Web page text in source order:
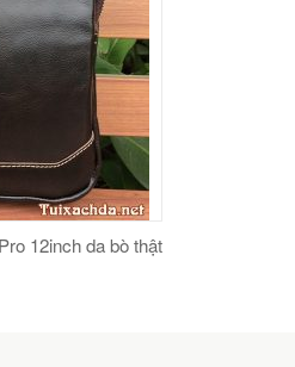
12inch da bò thật